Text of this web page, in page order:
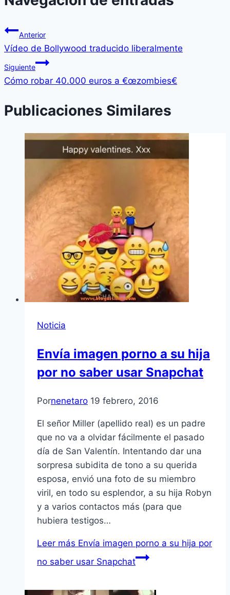
Anterior
Ví­deo de Bollywood traducido liberalmente
Siguiente
Cómo robar 40.000 euros a €œzombies€
Publicaciones Similares
Noticia
Envía imagen porno a su hija
por no saber usar Snapchat
Pornenetaro 19 febrero, 2016
El señor Miller (apellido real) es un padre
que no va a olvidar fácilmente el pasado
día de San Valentín. Intentando dar una
sorpresa subidita de tono a su querida
esposa, envió una foto de su miembro
viril, en todo su esplendor, a su hija Robyn
y a varios contactos más (para que
hubiera testigos…
Leer más Envía imagen porno a su hija por
no saber usar Snapchat